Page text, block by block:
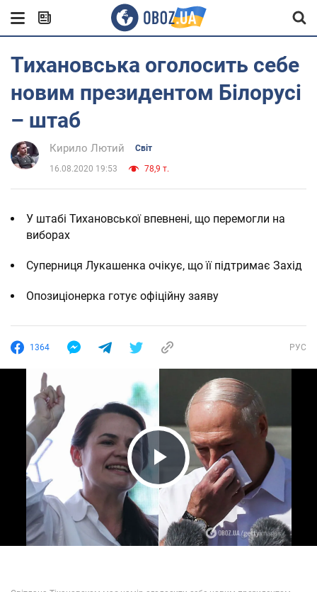
Тихановська оголосить себе
новим президентом Білорусі
– штаб
Кирило Лютий Світ
16.08.2020 19:53 78,9 т.
У штабі Тихановської впевнені, що перемогли на
виборах
Суперниця Лукашенка очікує, що її підтримає Захід
Опозиціонерка готує офіційну заяву
1364 РУС
Play Video